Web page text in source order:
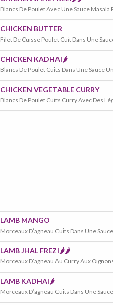
CHICKEN BUTTER
CHICKEN KADHAI🌶️
CHICKEN VEGETABLE CURRY
LAMB MANGO
LAMB JHAL FREZI🌶️🌶️
LAMB KADHAI🌶️